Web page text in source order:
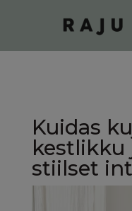
Kuidas
kestlikku
stiilset